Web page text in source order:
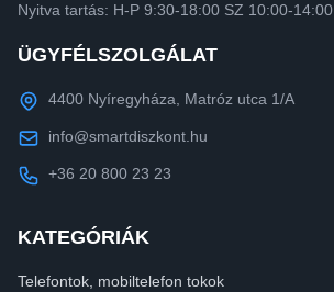
Nyitva tartás: H-P 9:30-18:00 SZ 10:00-14:00
ÜGYFÉLSZOLGÁLAT
4400 Nyíregyháza, Matróz utca 1/A
info@smartdiszkont.hu
+36 20 800 23 23
KATEGÓRIÁK
Telefontok, mobiltelefon tokok